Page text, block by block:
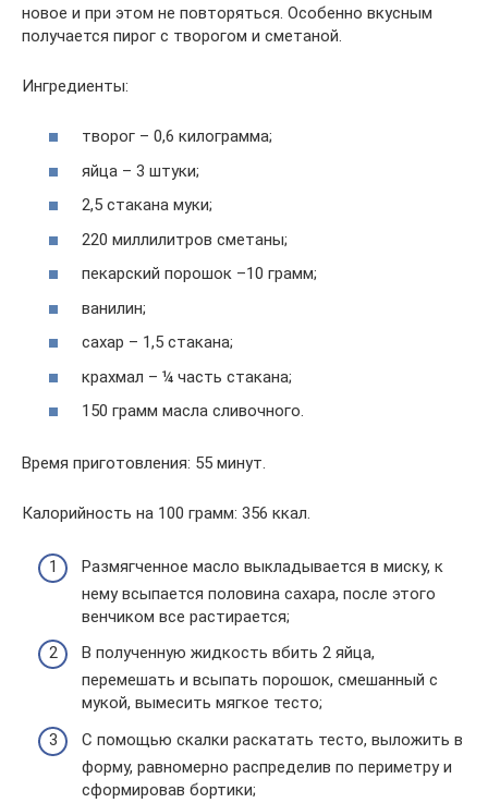
новое и при этом не повторяться. Особенно вкусным
получается пирог с творогом и сметаной.
Ингредиенты:
творог – 0,6 килограмма;
яйца – 3 штуки;
2,5 стакана муки;
220 миллилитров сметаны;
пекарский порошок –10 грамм;
ванилин;
сахар – 1,5 стакана;
крахмал – ¼ часть стакана;
150 грамм масла сливочного.
Время приготовления: 55 минут.
Калорийность на 100 грамм: 356 ккал.
Размягченное масло выкладывается в миску, к
нему всыпается половина сахара, после этого
венчиком все растирается;
В полученную жидкость вбить 2 яйца,
перемешать и всыпать порошок, смешанный с
мукой, вымесить мягкое тесто;
С помощью скалки раскатать тесто, выложить в
форму, равномерно распределив по периметру и
сформировав бортики;